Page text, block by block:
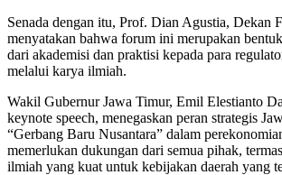
Senada dengan itu, Prof. Dian Agustia, Dekan
menyatakan bahwa forum ini merupakan
dari akademisi dan praktisi kepada para
melalui karya ilmiah.
Wakil Gubernur Jawa Timur, Emil Elestianto
keynote speech, menegaskan peran strategis
“Gerbang Baru Nusantara” dalam
memerlukan dukungan dari semua pihak,
ilmiah yang kuat untuk kebijakan daerah yang